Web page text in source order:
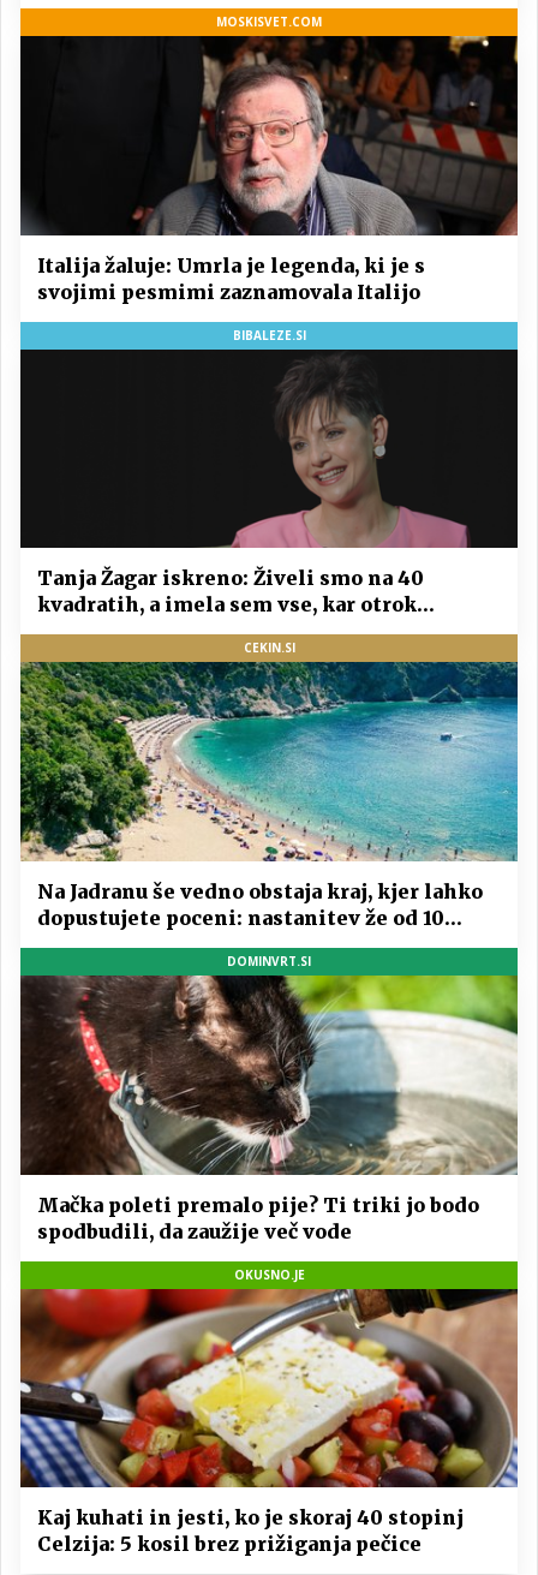
MOSKISVET.COM
Italija žaluje: Umrla je legenda, ki je s
svojimi pesmimi zaznamovala Italijo
BIBALEZE.SI
Tanja Žagar iskreno: Živeli smo na 40
kvadratih, a imela sem vse, kar otrok
potrebuje
CEKIN.SI
Na Jadranu še vedno obstaja kraj, kjer lahko
dopustujete poceni: nastanitev že od 10
evrov, kosilo za pet evrov
DOMINVRT.SI
Mačka poleti premalo pije? Ti triki jo bodo
spodbudili, da zaužije več vode
OKUSNO.JE
Kaj kuhati in jesti, ko je skoraj 40 stopinj
Celzija: 5 kosil brez prižiganja pečice